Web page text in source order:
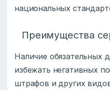
национальных
Преимущества
Наличие обязательных
избежать негативных
штрафов и других